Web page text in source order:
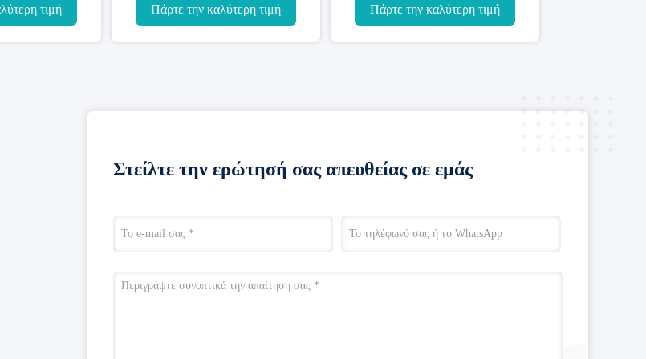
καλωδίων θωρακισμένη
Πάρτε την καλύτερη τιμή
σύστημα
Πάρτε την καλύτερη τιμή
Στείλτε την ερώτησή σας απευθείας σε εμάς